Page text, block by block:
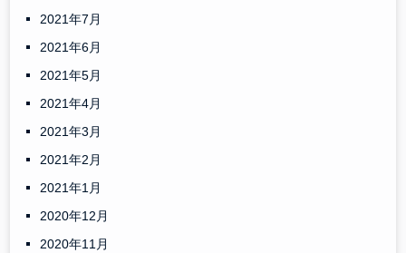
2021年7月
2021年6月
2021年5月
2021年4月
2021年3月
2021年2月
2021年1月
2020年12月
2020年11月